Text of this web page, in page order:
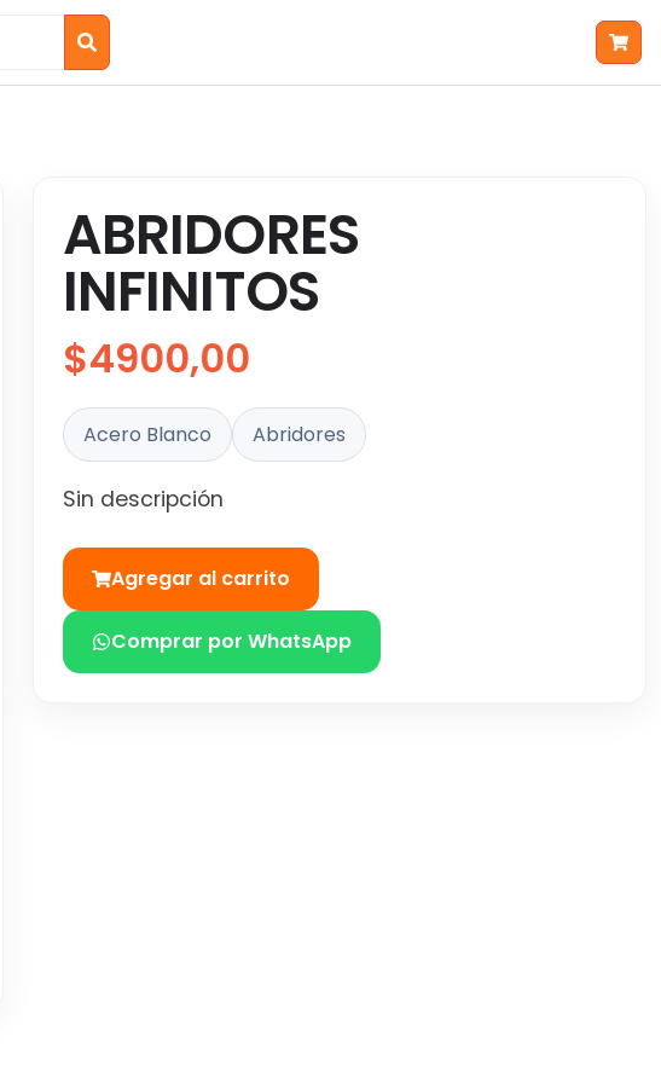
ABRIDORES
INFINITOS
$4900,00
Acero Blanco Abridores
Sin descripción
Agregar al carrito
Comprar por WhatsApp